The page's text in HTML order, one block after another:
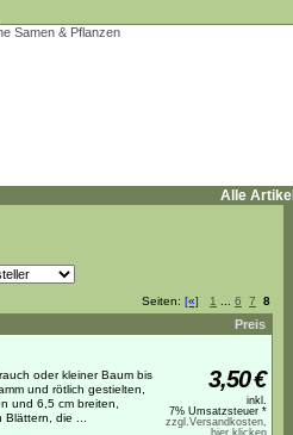
Alle Artikel
Seiten: [«] 1 6 7 8
Preis
oder kleiner Baum bis
und rötlich gestielten,
und 6,5 cm breiten,
die ...
3,50€
inkl.
7% Umsatzsteuer *
zzgl.Versandkosten,
hier klicken